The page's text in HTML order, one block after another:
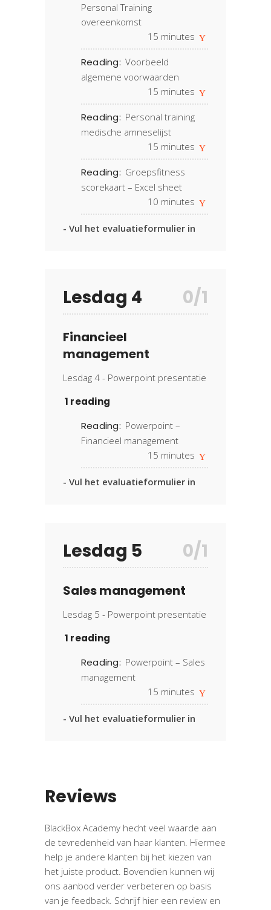
Personal Training
overeenkomst
15 minutes
Reading: Voorbeeld
algemene voorwaarden
15 minutes
Reading: Personal training
medische amneselijst
15 minutes
Reading: Groepsfitness
scorekaart – Excel sheet
10 minutes
- Vul het evaluatieformulier in
Lesdag 4 0/1
Financieel
management
Lesdag 4 - Powerpoint presentatie
1 reading
Reading: Powerpoint –
Financieel management
15 minutes
- Vul het evaluatieformulier in
Lesdag 5 0/1
Sales management
Lesdag 5 - Powerpoint presentatie
1 reading
Reading: Powerpoint – Sales
management
15 minutes
- Vul het evaluatieformulier in
Reviews
BlackBox Academy hecht veel waarde aan
de tevredenheid van haar klanten. Hiermee
help je andere klanten bij het kiezen van
het juiste product. Bovendien kunnen wij
ons aanbod verder verbeteren op basis
van je feedback. Schrijf hier een review en